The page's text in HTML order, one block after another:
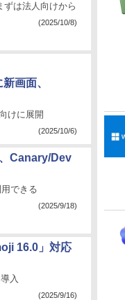
ずは法人向けから
(2025/10/8)
画面、
けに展開
(2025/10/6)
Canary/Dev
できる
(2025/9/18)
16.0」対応
入
(2025/9/16)